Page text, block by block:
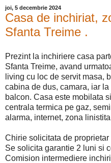
joi, 5 decembrie 2024
Casa de inchiriat,
Sfanta Treime .
Prezint la inchiriere casa
Sfanta Treime, avand
living cu loc de servit masa,
cabina de dus, camara, iar
balcon. Casa este mobilata
centrala termica pe gaz,
alarma, internet, zona
Chirie solicitata de proprietar
Se solicita garantie 2 luni si
Comision intermediere